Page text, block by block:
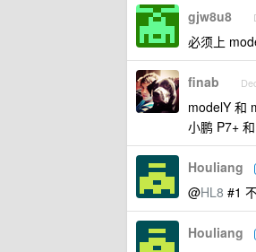
gjw8u8
必须上
finab
modelY 和
小鹏 P7+
Houliang
@HL8 #1
Houliang